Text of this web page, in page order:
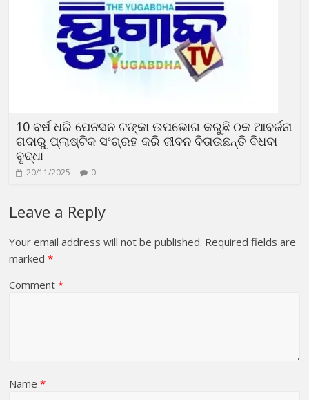
10 ବର୍ଷ ଧରି ପେନସନ ଟଙ୍କା ଉପଭୋଗ କରୁଛି ଠକ ଆବର୍ଜନା
ଗଦାରୁ ପ୍ଲାଷ୍ଟିକ ସଂଗ୍ରହ କରି ଜୀବନ ବିତାଉଛନ୍ତି ବିଧବା
ବୃଦ୍ଧା
20/11/2025 0
Leave a Reply
Your email address will not be published. Required fields are
marked*
Comment*
Name*